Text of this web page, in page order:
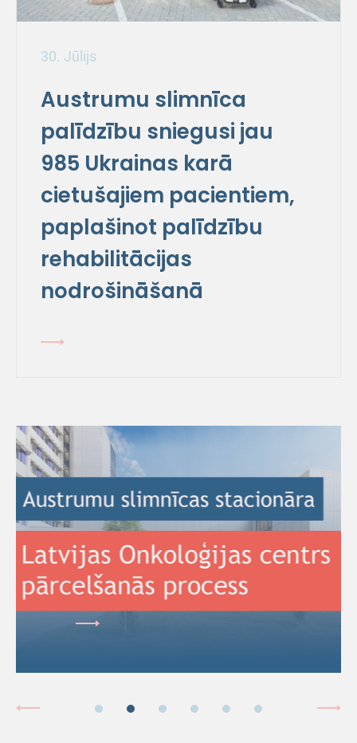
30. Jūlijs
Austrumu slimnīca
palīdzību sniegusi jau
985 Ukrainas karā
cietušajiem pacientiem,
paplašinot palīdzību
rehabilitācijas
nodrošināšanā